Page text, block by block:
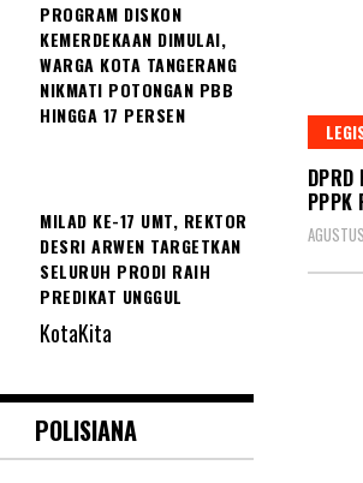
DPRD
PPPK
PROGRAM DISKON
KEMERDEKAAN DIMULAI,
WARGA KOTA TANGERANG
NIKMATI POTONGAN PBB
HINGGA 17 PERSEN
MILAD KE-17 UMT, REKTOR
DESRI ARWEN TARGETKAN
SELURUH PRODI RAIH
PREDIKAT UNGGUL
KotaKita
POLISIANA